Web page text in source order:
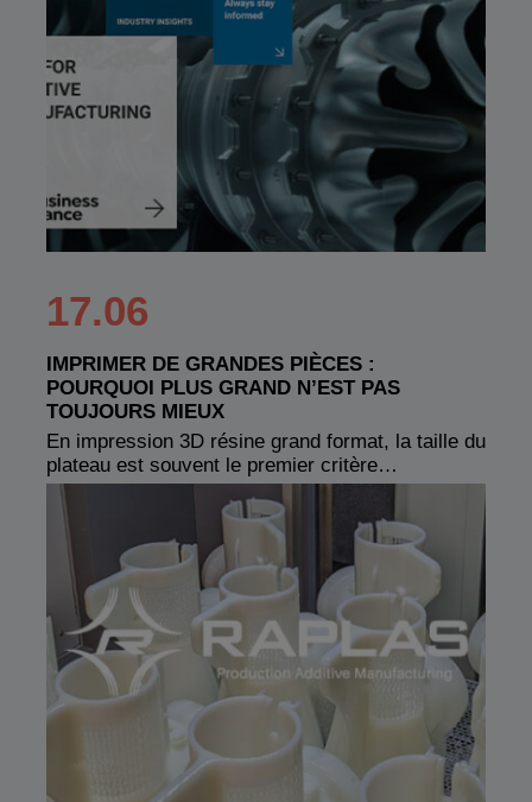
17.06
IMPRIMER DE GRANDES PIÈCES :
POURQUOI PLUS GRAND N’EST PAS
TOUJOURS MIEUX
En impression 3D résine grand format, la taille du
plateau est souvent le premier critère…